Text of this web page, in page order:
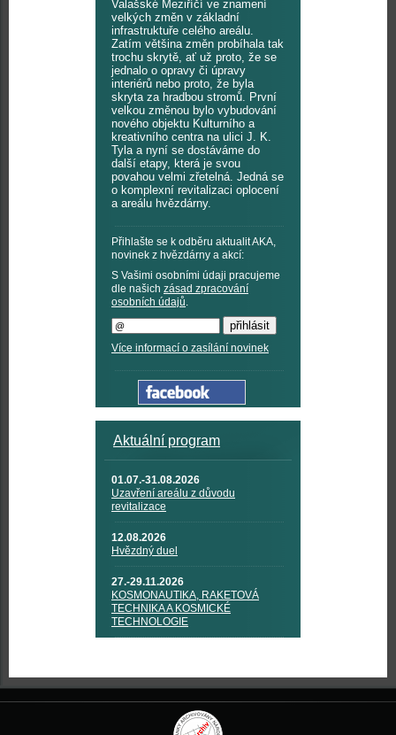
Valašské Meziříčí ve znamení
velkých změn v základní
infrastruktuře celého areálu.
Zatím většina změn probíhala tak
trochu skrytě, ať už proto, že se
jednalo o opravy či úpravy
interiérů nebo proto, že byla
skryta za hradbou stromů. První
velkou změnou bylo vybudování
nového objektu Kulturního a
kreativního centra na ulici J. K.
Tyla a nyní se dostáváme do
další etapy, která je svou
povahou velmi zřetelná. Jedná se
o komplexní revitalizaci oplocení
a areálu hvězdárny.
Přihlašte se k odběru aktualit AKA,
novinek z hvězdárny a akcí:
S Vašimi osobními údaji pracujeme
dle našich zásad zpracování
osobních údajů.
Více informací o zasílání novinek
Aktuální program
01.07.-31.08.2026
Uzavření areálu z důvodu
revitalizace
12.08.2026
Hvězdný duel
27.-29.11.2026
KOSMONAUTIKA, RAKETOVÁ
TECHNIKA A KOSMICKÉ
TECHNOLOGIE